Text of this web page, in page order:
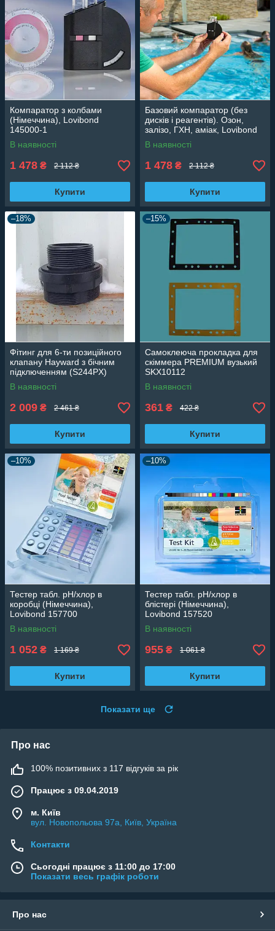
Компаратор з колбами
(Німеччина), Lovibond
145000-1
В наявності
1 478 ₴ 2 112 ₴
Купити
Базовий компаратор (без
дисків і реагентів). Озон,
залізо, ГХН, аміак, Lovibond
(Німеччина) 145000
В наявності
1 478 ₴ 2 112 ₴
Купити
–18%
Фітинг для 6-ти позиційного
клапану Hayward з бічним
підключенням (S244PX)
SX311Fk
В наявності
2 009 ₴ 2 461 ₴
Купити
–15%
Самоклеюча прокладка для
скіммера PREMIUM вузький
SKX10112
В наявності
361 ₴ 422 ₴
Купити
–10%
Тестер табл. рН/хлор в
коробці (Німеччина),
Lovibond 157700
В наявності
1 052 ₴ 1 169 ₴
Купити
–10%
Тестер табл. рН/хлор в
блістері (Німеччина),
Lovibond 157520
В наявності
955 ₴ 1 061 ₴
Купити
Показати ще
Про нас
100% позитивних з 117 відгуків за рік
Працює з 09.04.2019
м. Київ
вул. Новопольова 97а, Київ, Україна
Контакти
Сьогодні працює з 11:00 до 17:00
Показати весь графік роботи
Про нас